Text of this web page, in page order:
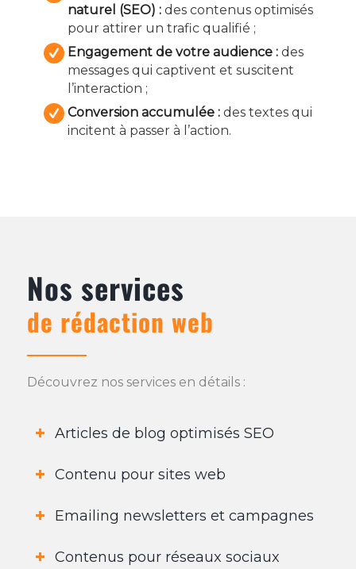
naturel (SEO) : des contenus optimisés
pour attirer un trafic qualifié ;
Engagement de votre audience : des
messages qui captivent et suscitent
l’interaction ;
Conversion accumulée : des textes qui
incitent à passer à l’action.
Nos services
de rédaction web
Découvrez nos services en détails :
Articles de blog optimisés SEO
Contenu pour sites web
Emailing newsletters et campagnes
Contenus pour réseaux sociaux